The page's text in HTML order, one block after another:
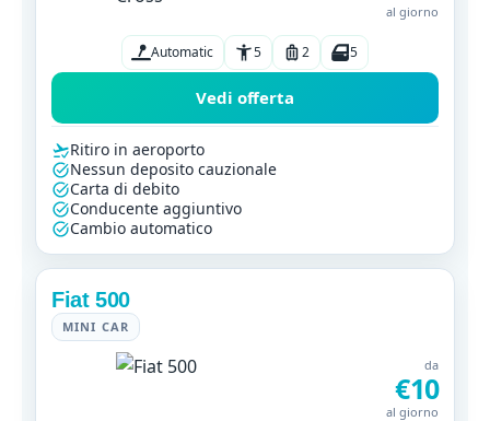
al giorno
Automatic 5 2 5
Vedi offerta
Ritiro in aeroporto
Nessun deposito cauzionale
Carta di debito
Conducente aggiuntivo
Cambio automatico
Fiat 500
MINI CAR
da
€10
al giorno